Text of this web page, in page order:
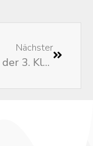
Nächster
Ausflug der 3. Klassen zur Vogelshow